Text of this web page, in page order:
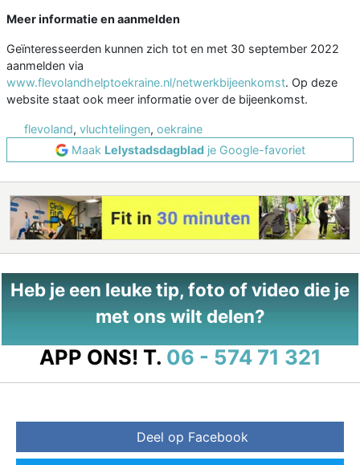
Meer informatie en aanmelden
Geïnteresseerden kunnen zich tot en met 30 september 2022
aanmelden via
www.flevolandhelptoekraine.nl/netwerkbijeenkomst. Op deze
website staat ook meer informatie over de bijeenkomst.
flevoland, vluchtelingen, oekraine
Maak Lelystadsdagbladje Google-favoriet
Heb je een leuke tip, foto of video die je
met ons wilt delen?
APP ONS! T. 06 - 574 71 321
Deel op Facebook